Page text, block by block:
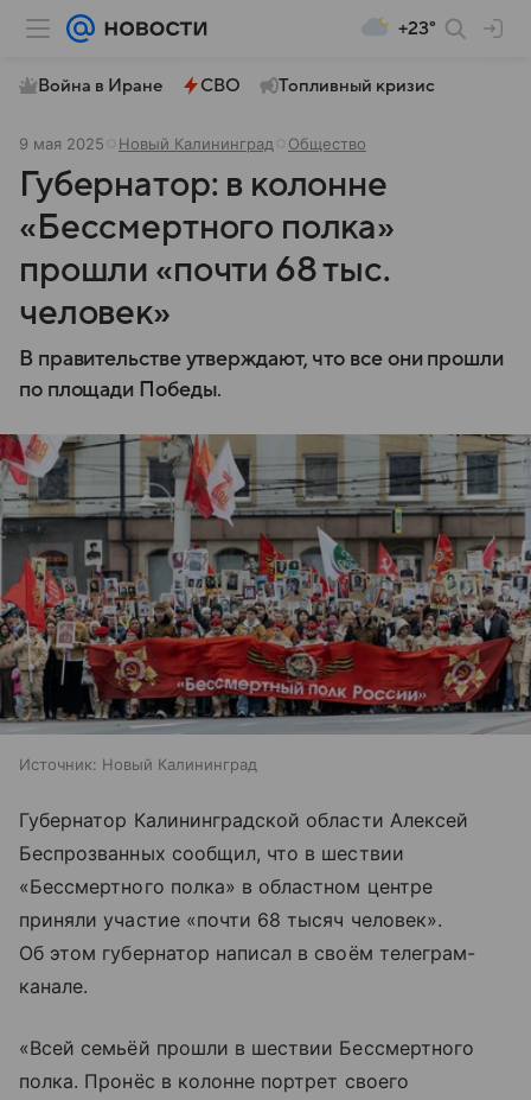
+23°
Война в Иране СВО Топливный кризис
9 мая 2025 Новый Калининград Общество
Губернатор: в колонне
«Бессмертного полка»
прошли «почти 68 тыс.
человек»
В правительстве утверждают, что все они прошли
по площади Победы.
Источник: Новый Калининград
Губернатор Калининградской области Алексей
Беспрозванных сообщил, что в шествии
«Бессмертного полка» в областном центре
приняли участие «почти 68 тысяч человек».
Об этом губернатор написал в своём телеграм-
канале.
«Всей семьёй прошли в шествии Бессмертного
полка. Пронёс в колонне портрет своего